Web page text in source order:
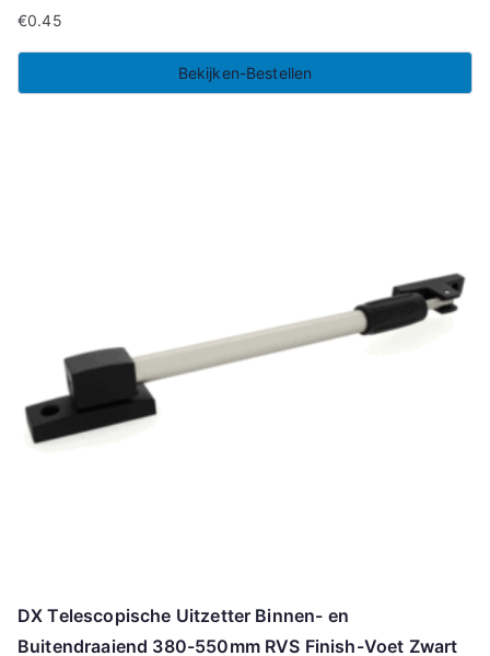
€0.45
Bekijken-Bestellen
DX Telescopische Uitzetter Binnen- en
Buitendraaiend 380-550mm RVS Finish-Voet Zwart